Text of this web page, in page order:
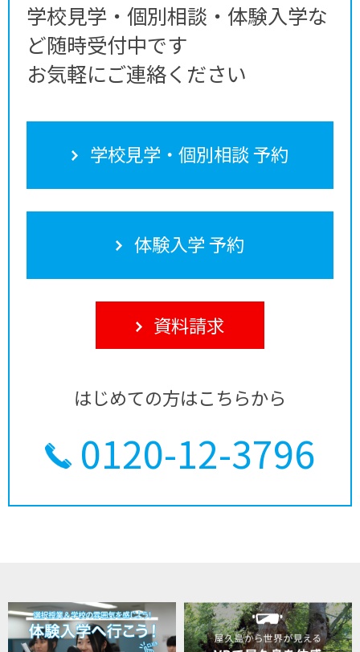
学校見学・個別相談・体験入学な
ど随時受付中です
お気軽にご連絡ください
学校見学・個別相談 予約
体験入学 予約
資料請求
はじめての方はこちらから
0120-12-3796